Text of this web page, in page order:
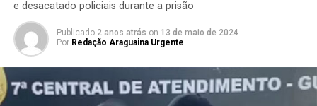
e desacatado policiais durante a prisão
Publicado 2 anos atrás on 13 de maio de 2024
Por Redação Araguaina Urgente